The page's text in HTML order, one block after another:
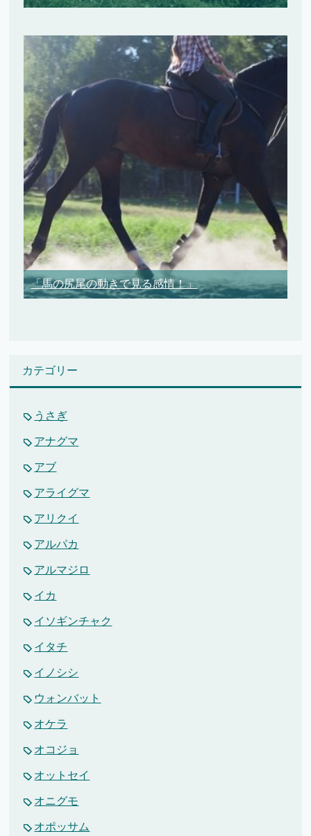
「馬の尻尾の動きで見る感情！」
カテゴリー
うさぎ
アナグマ
アブ
アライグマ
アリクイ
アルパカ
アルマジロ
イカ
イソギンチャク
イタチ
イノシシ
ウォンバット
オケラ
オコジョ
オットセイ
オニグモ
オポッサム